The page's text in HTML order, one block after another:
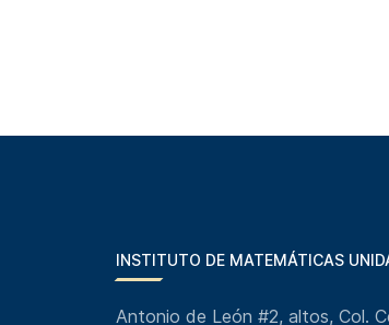
INSTITUTO DE MATEMÁTICAS
Antonio de León #2, altos, Col.